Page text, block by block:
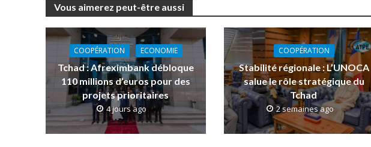
Vous aimerez peut-être aussi
COOPÉRATION ECONOMIE
Tchad : Afreximbank débloque
110 millions d’euros pour des
projets prioritaires
4 jours ago
COOPÉRATION
Stabilité régionale : L’UNOCA
salue le rôle stratégique du
Tchad
2 semaines ago